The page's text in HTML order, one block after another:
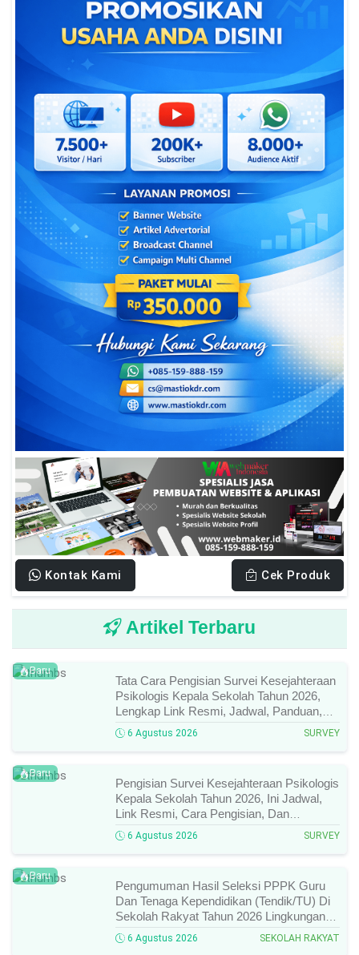
Kontak Kami Cek Produk
Artikel Terbaru
Baru
Tata Cara Pengisian Survei Kesejahteraan
Psikologis Kepala Sekolah Tahun 2026,
Lengkap Link Resmi, Jadwal, Panduan,
Dan Hal Yang Wajib Diperhatikan!
6 Agustus 2026 SURVEY
Baru
Pengisian Survei Kesejahteraan Psikologis
Kepala Sekolah Tahun 2026, Ini Jadwal,
Link Resmi, Cara Pengisian, Dan
Ketentuan Lengkapnya!
6 Agustus 2026 SURVEY
Baru
Pengumuman Hasil Seleksi PPPK Guru
Dan Tenaga Kependidikan (Tendik/TU) Di
Sekolah Rakyat Tahun 2026 Lingkungan
Kementerian Sosial RI, Ini Daftar Nama
Peserta Yang Lolos!
6 Agustus 2026 SEKOLAH RAKYAT